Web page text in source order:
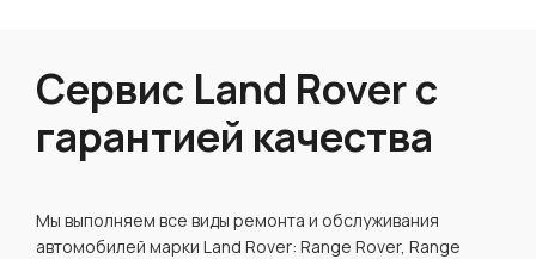
Сервис Land Rover с
гарантией качества
Мы выполняем все виды ремонта и обслуживания
автомобилей марки Land Rover: Range Rover, Range